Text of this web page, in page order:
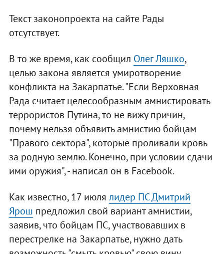
Текст законопроекта на сайте Рады
отсутствует.
В то же время, как сообщил Олег Ляшко,
целью закона является умиротворение
конфликта на Закарпатье. "Если Верховная
Рада считает целесообразным амнистировать
террористов Путина, то не вижу причин,
почему нельзя объявить амнистию бойцам
"Правого сектора", которые проливали кровь
за родную землю. Конечно, при условии сдачи
ими оружия", - написал он в Facebook.
Как известно, 17 июля лидер ПС Дмитрий
Ярош предложил свой вариант амнистии,
заявив, что бойцам ПС, участвовавших в
перестрелке на Закарпатье, нужно дать